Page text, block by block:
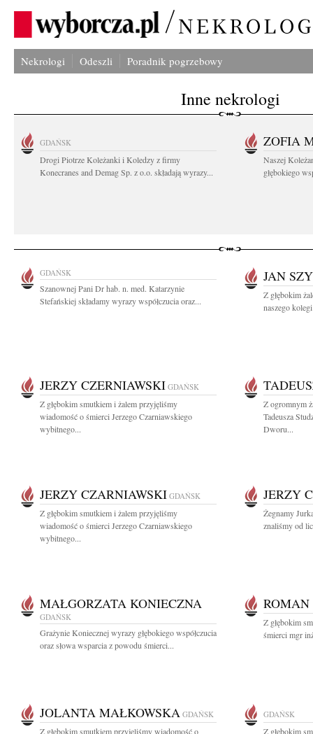
Nekrologi Odeszli Poradnik pogrzebowy
Inne nekrologi
GDAŃSK
Drogi Piotrze Koleżanki i Koledzy z firmy
Konecranes and Demag Sp. z o.o. składają wyrazy...
ZOFIA
Naszej
głębokiego
GDAŃSK
Szanownej Pani Dr hab. n. med. Katarzynie
Stefańskiej składamy wyrazy współczucia oraz...
JAN
Z głębokim
naszego
JERZY CZERNIAWSKI GDAŃSK
Z głębokim smutkiem i żalem przyjęliśmy
wiadomość o śmierci Jerzego Czarniawskiego
wybitnego...
Z ogromnym
Tadeusza
Dworu...
JERZY CZARNIAWSKI GDAŃSK
Z głębokim smutkiem i żalem przyjęliśmy
wiadomość o śmierci Jerzego Czarniawskiego
wybitnego...
JERZY
Żegnamy
znaliśmy od
MAŁGORZATA KONIECZNA
GDAŃSK
Grażynie Koniecznej wyrazy głębokiego współczucia
oraz słowa wsparcia z powodu śmierci...
ROMAN
Z głębokim
śmierci mgr
JOLANTA MAŁKOWSKA GDAŃSK
Z głębokim smutkiem przyjęliśmy wiadomość o
GDAŃSK
Z głębokim